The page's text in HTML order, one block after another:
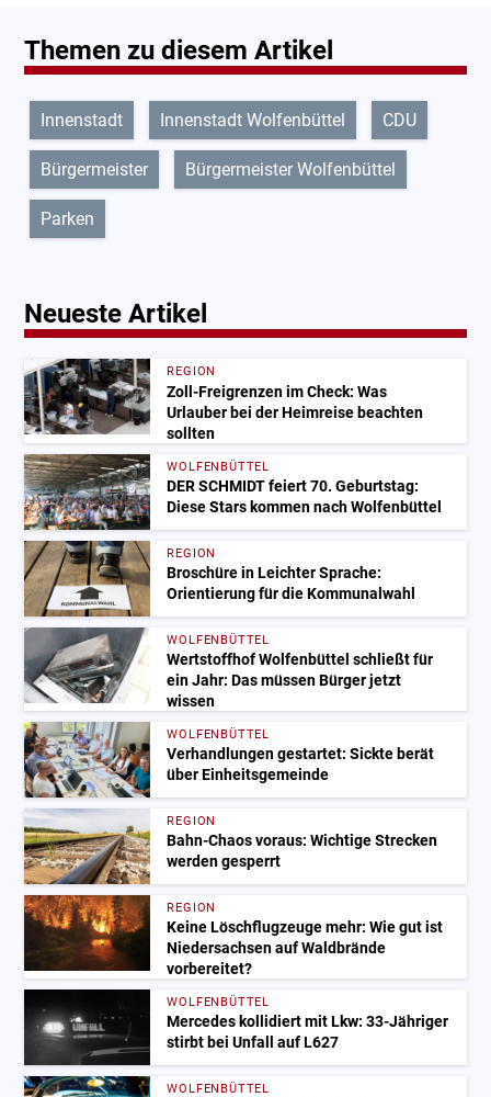
Themen zu diesem Artikel
Innenstadt Innenstadt Wolfenbüttel CDU
Bürgermeister Bürgermeister Wolfenbüttel
Parken
Neueste Artikel
REGION
Zoll-Freigrenzen im Check: Was
Urlauber bei der Heimreise beachten
sollten
WOLFENBÜTTEL
DER SCHMIDT feiert 70. Geburtstag:
Diese Stars kommen nach Wolfenbüttel
REGION
Broschüre in Leichter Sprache:
Orientierung für die Kommunalwahl
WOLFENBÜTTEL
Wertstoffhof Wolfenbüttel schließt für
ein Jahr: Das müssen Bürger jetzt
wissen
WOLFENBÜTTEL
Verhandlungen gestartet: Sickte berät
über Einheitsgemeinde
REGION
Bahn-Chaos voraus: Wichtige Strecken
werden gesperrt
REGION
Keine Löschflugzeuge mehr: Wie gut ist
Niedersachsen auf Waldbrände
vorbereitet?
WOLFENBÜTTEL
Mercedes kollidiert mit Lkw: 33-Jähriger
stirbt bei Unfall auf L627
WOLFENBÜTTEL